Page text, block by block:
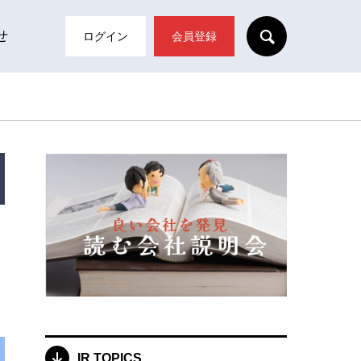
ログイン 会員登録
IR TOPICS